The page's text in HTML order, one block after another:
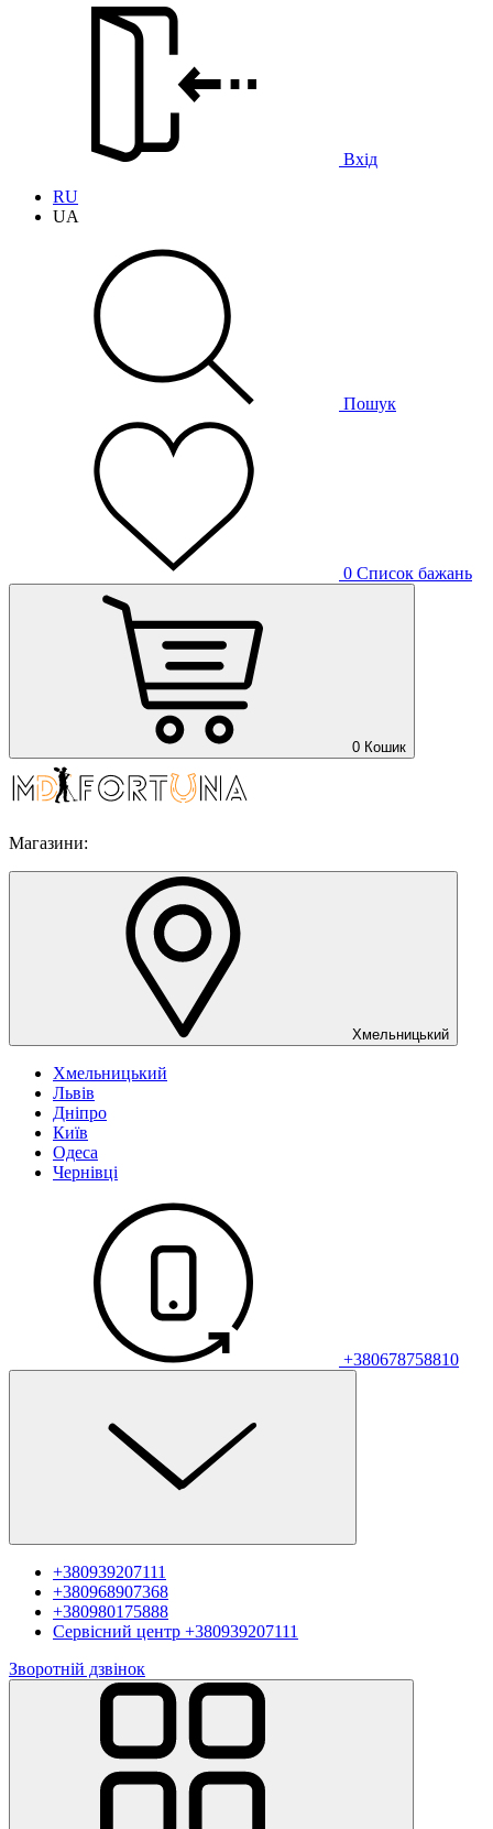
Вхід
RU
UA
Пошук
0 Список бажань
0 Кошик
Магазини:
Хмельницький
Хмельницький
Львів
Дніпро
Київ
Одеса
Чернівці
+380678758810
+380939207111
+380968907368
+380980175888
Сервісний центр +380939207111
Зворотній дзвінок